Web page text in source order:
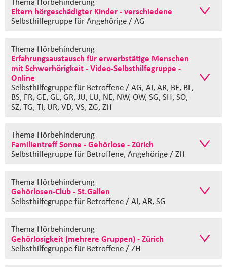
Eltern hörgeschädigter Kinder - verschiedene
Selbsthilfegruppefür Angehörige / AG
Thema Hörbehinderung
Erfahrungsaustausch für erwerbstätige Menschen
mit Schwerhörigkeit - Video-Selbsthilfegruppe -
Online
Selbsthilfegruppefür Betroffene / AG, AI, AR, BE, BL,
BS, FR, GE, GL, GR, JU, LU, NE, NW, OW, SG, SH, SO,
SZ, TG, TI, UR, VD, VS, ZG, ZH
Thema Hörbehinderung
Familientreff Sonne - Gehörlose - Zürich
Selbsthilfegruppefür Betroffene, Angehörige / ZH
Thema Hörbehinderung
Gehörlosen-Club - St.Gallen
Selbsthilfegruppefür Betroffene / AI, AR, SG
Thema Hörbehinderung
Gehörlosigkeit (mehrere Gruppen) - Zürich
Selbsthilfegruppefür Betroffene / ZH